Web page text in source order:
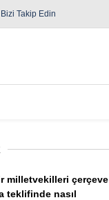
Bizi Takip Edin
milletvekilleri çerçeve
teklifinde nasıl